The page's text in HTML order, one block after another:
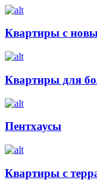
Квартиры с
Квартиры для
Пентхаусы
Квартиры с